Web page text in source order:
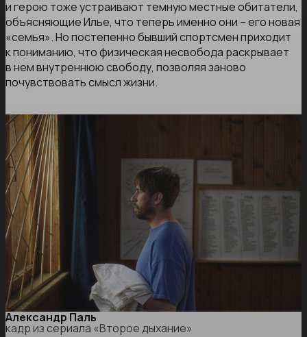
и герою тоже устраивают темную местные обитатели,
объясняющие Илье, что теперь именно они – его новая
«семья». Но постепенно бывший спортсмен приходит
к пониманию, что физическая несвобода раскрывает
в нем внутреннюю свободу, позволяя заново
почувствовать смысл жизни.
Александр Паль
кадр из сериала «Второе дыхание»